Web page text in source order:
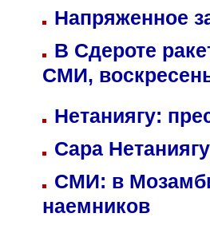
Напряженное
В Сдероте
СМИ,
Нетаниягу:
Сара
СМИ: в
наемников